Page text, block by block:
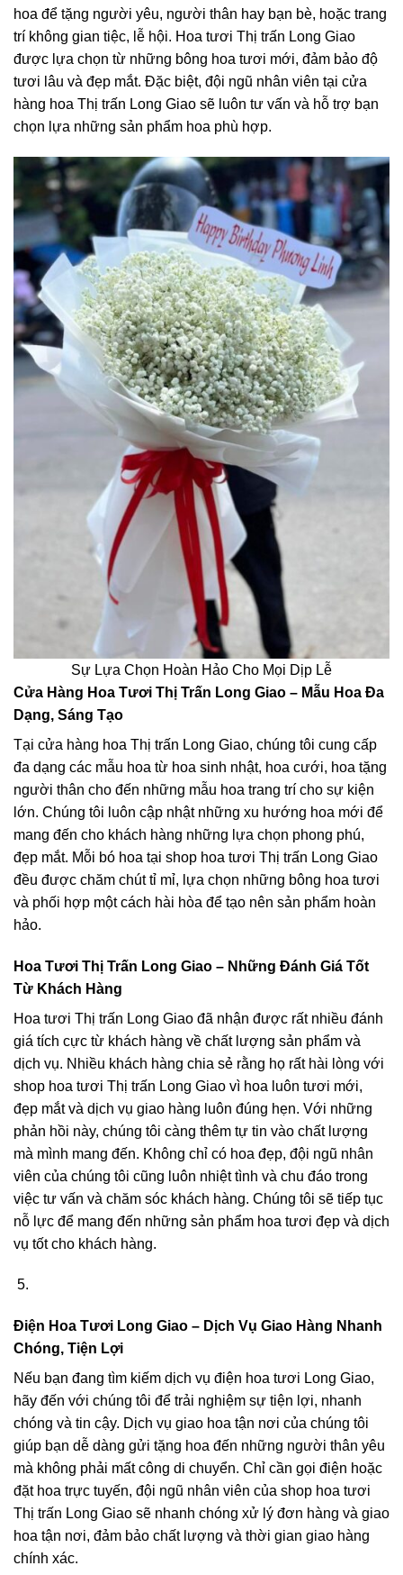
hoa để tặng người yêu, người thân hay bạn bè, hoặc trang
trí không gian tiệc, lễ hội. Hoa tươi Thị trấn Long Giao
được lựa chọn từ những bông hoa tươi mới, đảm bảo độ
tươi lâu và đẹp mắt. Đặc biệt, đội ngũ nhân viên tại cửa
hàng hoa Thị trấn Long Giao sẽ luôn tư vấn và hỗ trợ bạn
chọn lựa những sản phẩm hoa phù hợp.
Sự Lựa Chọn Hoàn Hảo Cho Mọi Dịp Lễ
Cửa Hàng Hoa Tươi Thị Trấn Long Giao – Mẫu Hoa Đa
Dạng, Sáng Tạo
Tại cửa hàng hoa Thị trấn Long Giao, chúng tôi cung cấp
đa dạng các mẫu hoa từ hoa sinh nhật, hoa cưới, hoa tặng
người thân cho đến những mẫu hoa trang trí cho sự kiện
lớn. Chúng tôi luôn cập nhật những xu hướng hoa mới để
mang đến cho khách hàng những lựa chọn phong phú,
đẹp mắt. Mỗi bó hoa tại shop hoa tươi Thị trấn Long Giao
đều được chăm chút tỉ mỉ, lựa chọn những bông hoa tươi
và phối hợp một cách hài hòa để tạo nên sản phẩm hoàn
hảo.
Hoa Tươi Thị Trấn Long Giao – Những Đánh Giá Tốt
Từ Khách Hàng
Hoa tươi Thị trấn Long Giao đã nhận được rất nhiều đánh
giá tích cực từ khách hàng về chất lượng sản phẩm và
dịch vụ. Nhiều khách hàng chia sẻ rằng họ rất hài lòng với
shop hoa tươi Thị trấn Long Giao vì hoa luôn tươi mới,
đẹp mắt và dịch vụ giao hàng luôn đúng hẹn. Với những
phản hồi này, chúng tôi càng thêm tự tin vào chất lượng
mà mình mang đến. Không chỉ có hoa đẹp, đội ngũ nhân
viên của chúng tôi cũng luôn nhiệt tình và chu đáo trong
việc tư vấn và chăm sóc khách hàng. Chúng tôi sẽ tiếp tục
nỗ lực để mang đến những sản phẩm hoa tươi đẹp và dịch
vụ tốt cho khách hàng.
Điện Hoa Tươi Long Giao – Dịch Vụ Giao Hàng Nhanh
Chóng, Tiện Lợi
Nếu bạn đang tìm kiếm dịch vụ điện hoa tươi Long Giao,
hãy đến với chúng tôi để trải nghiệm sự tiện lợi, nhanh
chóng và tin cậy. Dịch vụ giao hoa tận nơi của chúng tôi
giúp bạn dễ dàng gửi tặng hoa đến những người thân yêu
mà không phải mất công di chuyển. Chỉ cần gọi điện hoặc
đặt hoa trực tuyến, đội ngũ nhân viên của shop hoa tươi
Thị trấn Long Giao sẽ nhanh chóng xử lý đơn hàng và giao
hoa tận nơi, đảm bảo chất lượng và thời gian giao hàng
chính xác.